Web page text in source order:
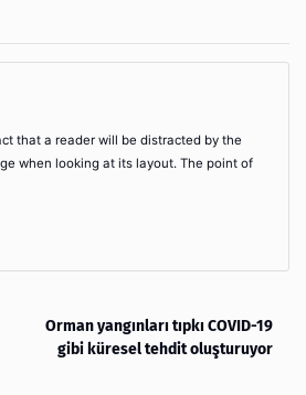
that a reader will be distracted by the
when looking at its layout. The point of
Orman yangınları tıpkı COVID-19
gibi küresel tehdit oluşturuyor